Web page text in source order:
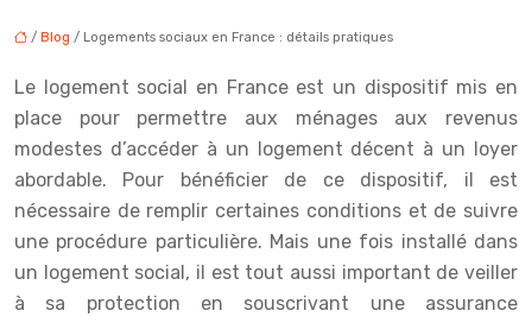
/ Blog / Logements sociaux en France : détails pratiques
Le logement social en France est un dispositif mis en
place pour permettre aux ménages aux revenus
modestes d’accéder à un logement décent à un loyer
abordable. Pour bénéficier de ce dispositif, il est
nécessaire de remplir certaines conditions et de suivre
une procédure particulière. Mais une fois installé dans
un logement social, il est tout aussi important de veiller
à sa protection en souscrivant une assurance